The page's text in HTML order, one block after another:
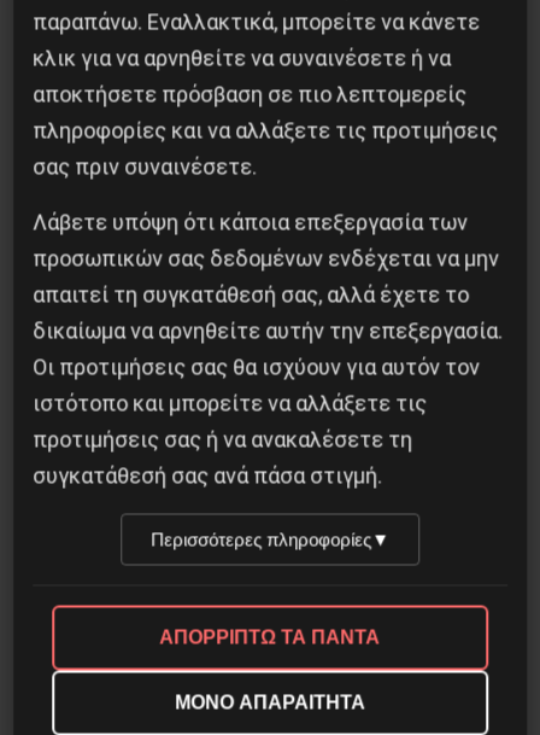
Διδάκτορας μαθηματικών στο Παρίσι ο
Αλέξανδρος Γιωτόπουλος
16 Ιουλίου 2021
παραπάνω. Εναλλακτικά, μπορείτε να κάνετε
κλικ για να αρνηθείτε να συναινέσετε ή να
αποκτήσετε πρόσβαση σε πιο λεπτομερείς
πληροφορίες και να αλλάξετε τις προτιμήσεις
σας πριν συναινέσετε.
Λάβετε υπόψη ότι κάποια επεξεργασία των
προσωπικών σας δεδομένων ενδέχεται να μην
απαιτεί τη συγκατάθεσή σας, αλλά έχετε το
δικαίωμα να αρνηθείτε αυτήν την επεξεργασία.
Οι προτιμήσεις σας θα ισχύουν για αυτόν τον
ιστότοπο και μπορείτε να αλλάξετε τις
προτιμήσεις σας ή να ανακαλέσετε τη
συγκατάθεσή σας ανά πάσα στιγμή.
Περισσότερες πληροφορίες▼
ΑΠΟΡΡΙΠΤΩ ΤΑ ΠΑΝΤΑ
ΜΟΝΟ ΑΠΑΡΑΙΤΗΤΑ